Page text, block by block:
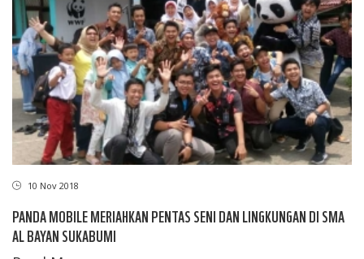
10 Nov 2018
PANDA MOBILE MERIAHKAN PENTAS SENI DAN LINGKUNGAN DI SMA
AL BAYAN SUKABUMI